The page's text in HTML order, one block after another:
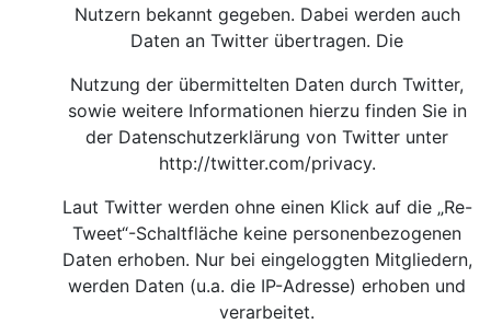
Nutzern bekannt gegeben. Dabei werden auch
Daten an Twitter übertragen. Die
Nutzung der übermittelten Daten durch Twitter,
sowie weitere Informationen hierzu finden Sie in
der Datenschutzerklärung von Twitter unter
http://twitter.com/privacy.
Laut Twitter werden ohne einen Klick auf die „Re-
Tweet“-Schaltfläche keine personenbezogenen
Daten erhoben. Nur bei eingeloggten Mitgliedern,
werden Daten (u.a. die IP-Adresse) erhoben und
verarbeitet.